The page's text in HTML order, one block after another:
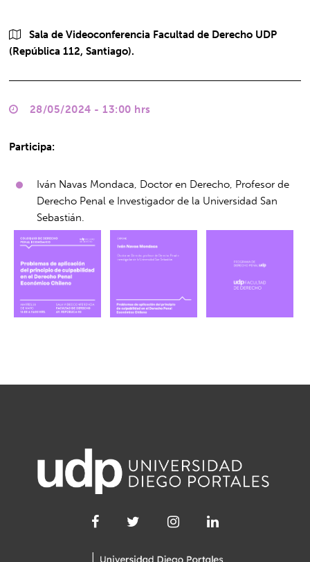
Sala de Videoconferencia Facultad de Derecho UDP
(República 112, Santiago).
28/05/2024 - 13:00 hrs
Participa:
Iván Navas Mondaca, Doctor en Derecho, Profesor de
Derecho Penal e Investigador de la Universidad San
Sebastián.